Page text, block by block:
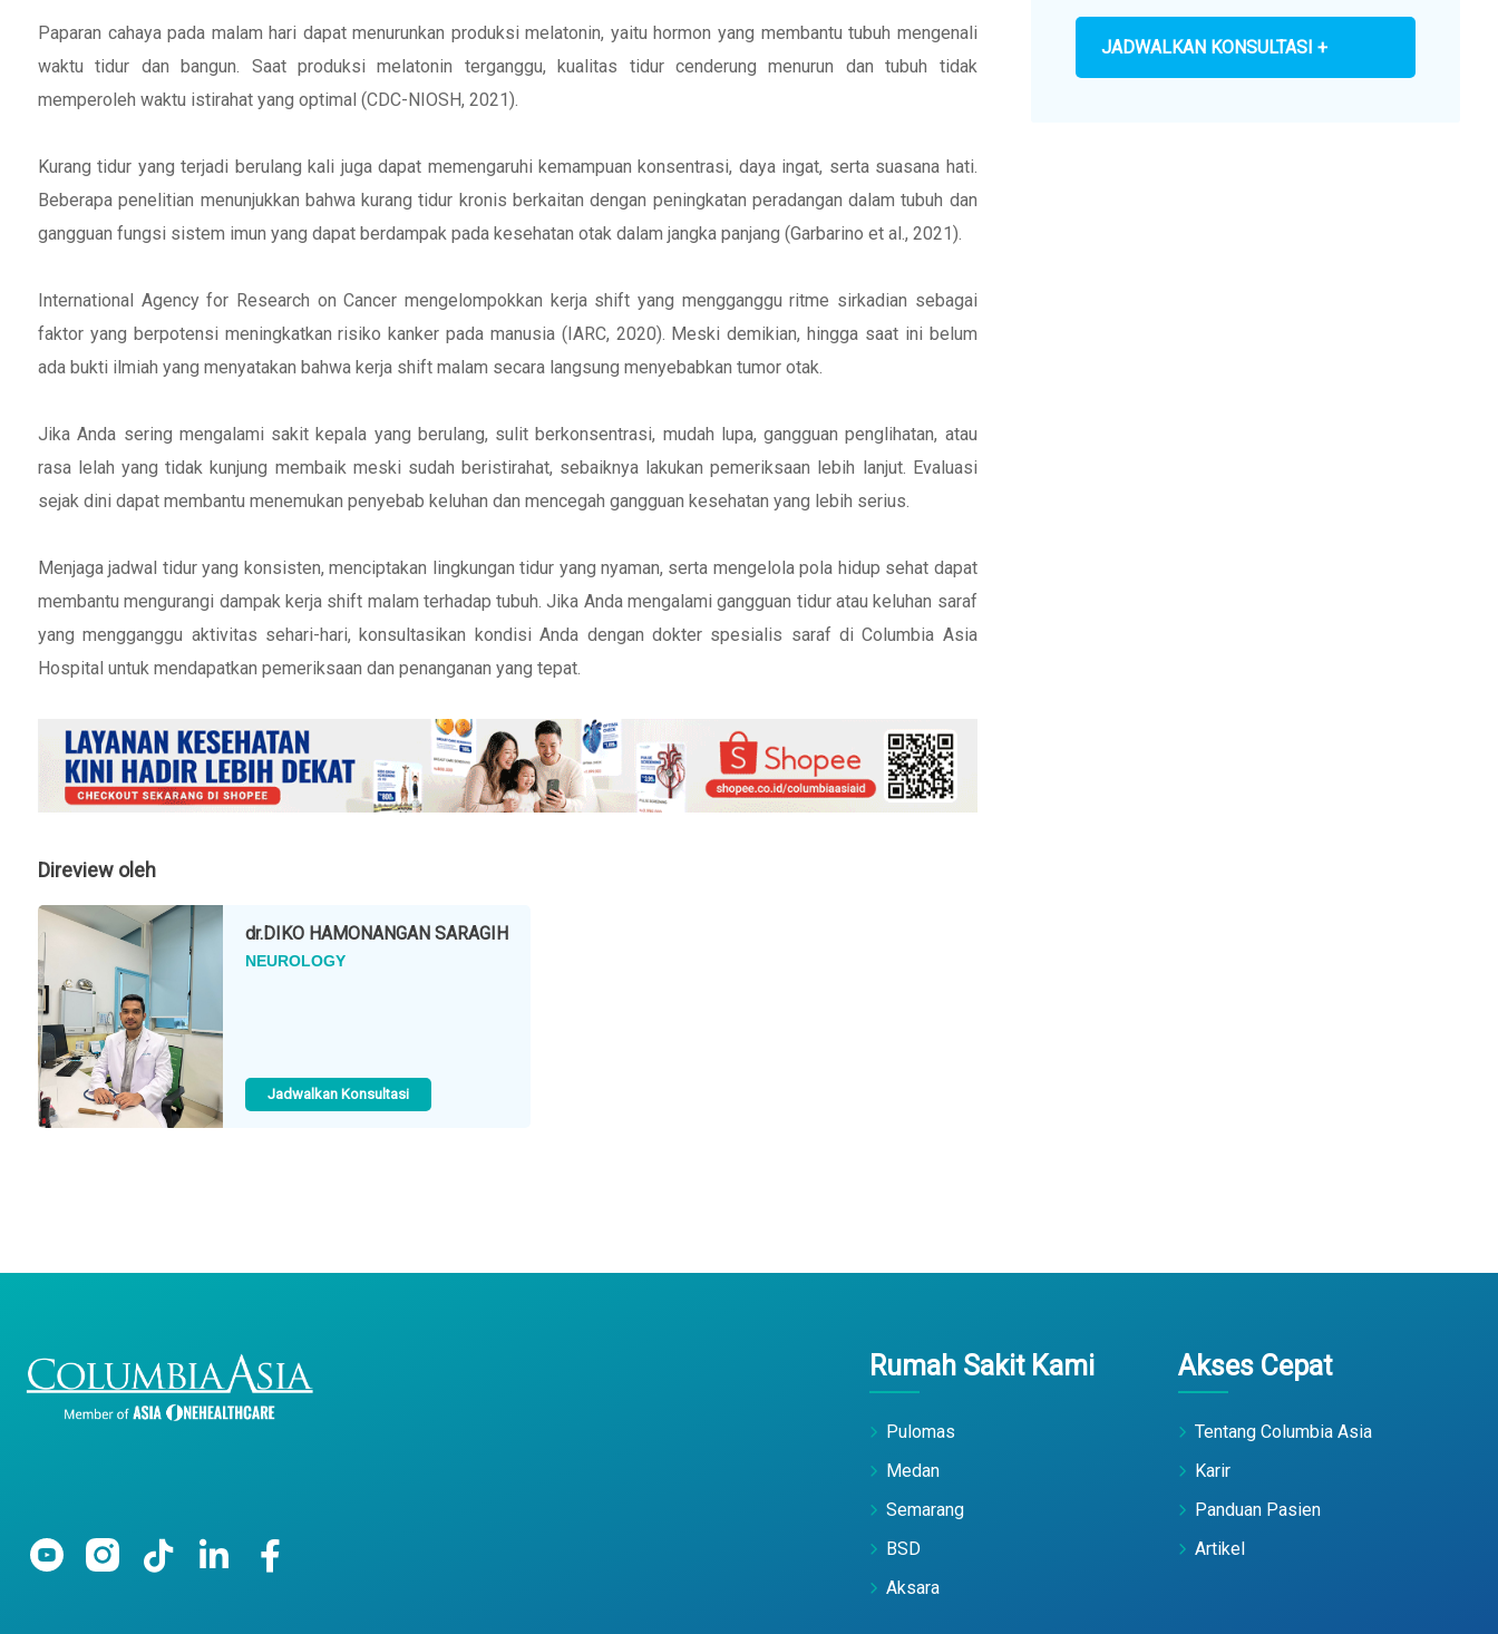
Paparan cahaya pada malam hari dapat menurunkan produksi melatonin, yaitu hormon yang membantu tubuh mengenali
waktu tidur dan bangun. Saat produksi melatonin terganggu, kualitas tidur cenderung menurun dan tubuh tidak
memperoleh waktu istirahat yang optimal (CDC-NIOSH, 2021).
Kurang tidur yang terjadi berulang kali juga dapat memengaruhi kemampuan konsentrasi, daya ingat, serta suasana hati.
Beberapa penelitian menunjukkan bahwa kurang tidur kronis berkaitan dengan peningkatan peradangan dalam tubuh dan
gangguan fungsi sistem imun yang dapat berdampak pada kesehatan otak dalam jangka panjang (Garbarino et al., 2021).
International Agency for Research on Cancer mengelompokkan kerja shift yang mengganggu ritme sirkadian sebagai
faktor yang berpotensi meningkatkan risiko kanker pada manusia (IARC, 2020). Meski demikian, hingga saat ini belum
ada bukti ilmiah yang menyatakan bahwa kerja shift malam secara langsung menyebabkan tumor otak.
Jika Anda sering mengalami sakit kepala yang berulang, sulit berkonsentrasi, mudah lupa, gangguan penglihatan, atau
rasa lelah yang tidak kunjung membaik meski sudah beristirahat, sebaiknya lakukan pemeriksaan lebih lanjut. Evaluasi
sejak dini dapat membantu menemukan penyebab keluhan dan mencegah gangguan kesehatan yang lebih serius.
Menjaga jadwal tidur yang konsisten, menciptakan lingkungan tidur yang nyaman, serta mengelola pola hidup sehat dapat
membantu mengurangi dampak kerja shift malam terhadap tubuh. Jika Anda mengalami gangguan tidur atau keluhan saraf
yang mengganggu aktivitas sehari-hari, konsultasikan kondisi Anda dengan dokter spesialis saraf di Columbia Asia
Hospital untuk mendapatkan pemeriksaan dan penanganan yang tepat.
Direview oleh
dr.DIKO HAMONANGAN SARAGIH
NEUROLOGY
Jadwalkan Konsultasi
JADWALKAN KONSULTASI +
Rumah Sakit Kami
Pulomas
Medan
Semarang
BSD
Aksara
Akses Cepat
Tentang Columbia Asia
Karir
Panduan Pasien
Artikel